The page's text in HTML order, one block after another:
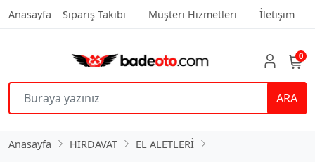
Anasayfa Sipariş Takibi Müşteri Hizmetleri İletişim
ARA
0
Anasayfa HIRDAVAT
EL ALETLERİ